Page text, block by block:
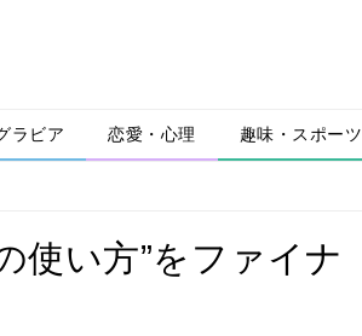
ラビア 恋愛・心理 趣味・スポーツ
使い方”をファイナ